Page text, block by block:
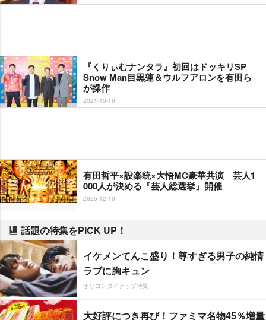
『くりぃむナンタラ』初回はドッキリSP
Snow Man目黒蓮＆ウルフアロンを有田ら
が操作
2021-10-16
有田哲平×設楽統×大悟MC豪華共演 芸人1
000人が決める『芸人総選挙』開催
2025-12-10
話題の特集をPICK UP！
イケメンてんこ盛り！尊すぎる男子の純情
ラブに胸キュン
オリコンタイアップ特集
大好評につき再び！ファミマ名物45％増量